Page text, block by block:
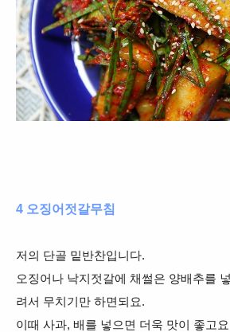
4 오징어젓갈무침
저의 단골 밑반찬입니다.
오징어나 낙지젓갈에 채썰은 양배추를
려서 무치기만 하면되요.
이때 사과, 배를 넣으면 더욱 맛이 좋고